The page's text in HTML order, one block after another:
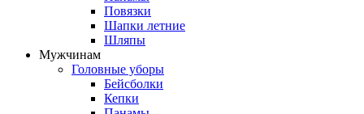
Повязки
Шапки летние
Шляпы
Мужчинам
Головные уборы
Бейсболки
Кепки